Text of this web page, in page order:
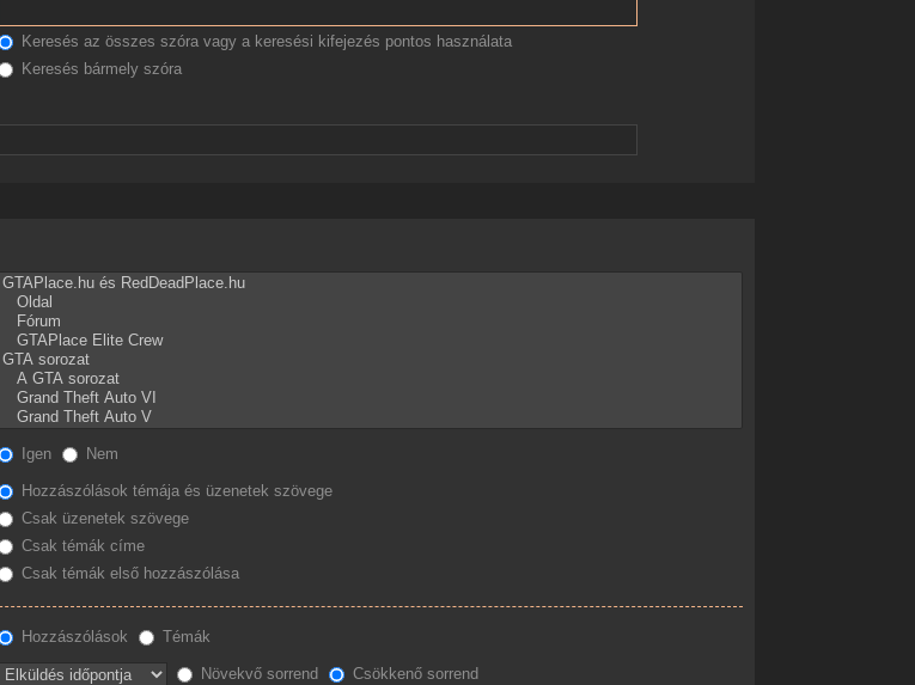
Keresés az összes szóra vagy a keresési kifejezés pontos használata
Keresés bármely szóra
Igen Nem
Hozzászólások témája és üzenetek szövege
Csak üzenetek szövege
Csak témák címe
Csak témák első hozzászólása
Hozzászólások Témák
Növekvő sorrend Csökkenő sorrend